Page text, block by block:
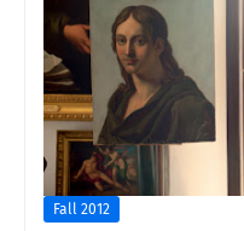
Fall 2012